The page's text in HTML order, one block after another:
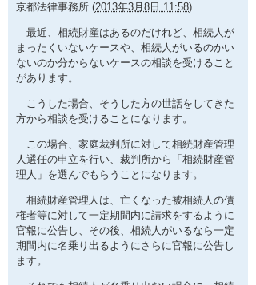
困ったときの法律知識
京都法律事務所 (2013年3月8日 11:58)
最近、相続財産はあるのだけれど、相続人が
まったくいないケースや、相続人がいるのかい
ないのか分からないケースの相談を受けること
があります。
こうした場合、そうした方の世話をしてきた
方から相談を受けることになります。
この場合、家庭裁判所に対して相続財産管理
人選任の申立を行い、裁判所から「相続財産管
理人」を選んでもらうことになります。
相続財産管理人は、亡くなった被相続人の債
権者等に対して一定期間内に請求をするように
官報に公告し、その後、相続人がいるなら一定
期間内に名乗り出るようにさらに官報に公告し
ます。